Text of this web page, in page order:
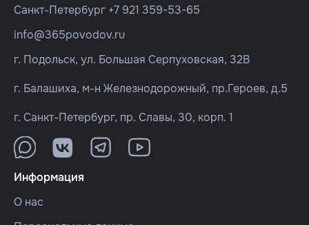
Санкт-Петербург +7 921 359-53-65
info@365povodov.ru
г. Подольск, ул. Большая Серпуховская, 32В
г. Балашиха, м-н Железнодорожный, пр.Героев, д.5
г. Санкт-Петербург, пр. Славы, 30, корп. 1
Информация
О нас